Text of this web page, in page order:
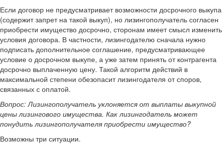
Если договор не предусматривает возможности досрочного выкупа
(содержит запрет на такой выкуп), но лизингополучатель согласен
приобрести имущество досрочно, сторонам имеет смысл изменить
условия договора. В частности, лизингодателю сначала нужно
подписать дополнительное соглашение, предусматривающее
условие о досрочном выкупе, а уже затем принять от контрагента
досрочно выплаченную цену. Такой алгоритм действий в
максимальной степени обезопасит лизингодателя от споров,
связанных с оплатой.
Вопрос: Лизингополучатель уклоняется от выплаты выкупной
цены лизингового имущества. Как лизингодатель может
понудить лизингополучателя приобрести имущество?
Возможны три ситуации.